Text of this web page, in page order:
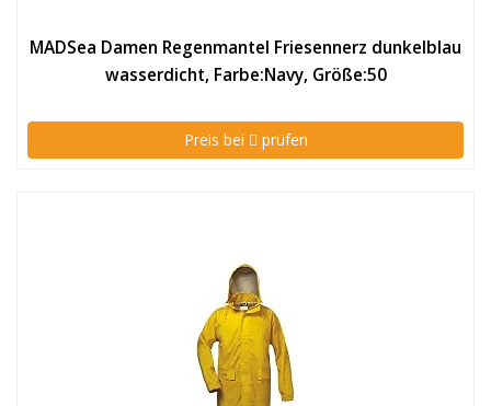
MADSea Damen Regenmantel Friesennerz dunkelblau
wasserdicht, Farbe:Navy, Größe:50
Preis bei prüfen